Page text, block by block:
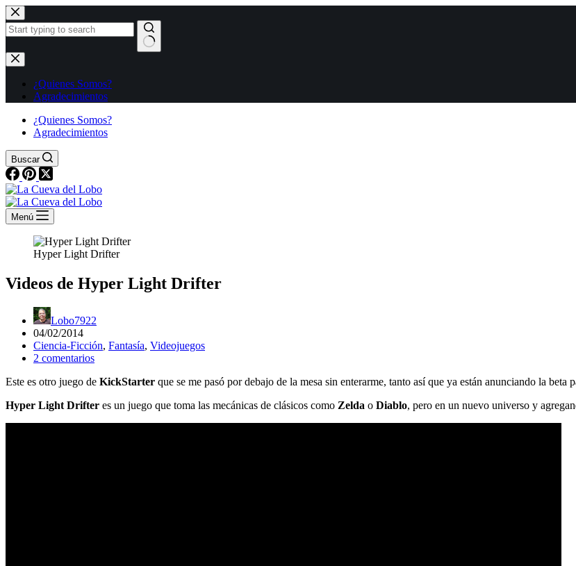
Saltar
al
contenido
Sin
resultados
¿Quienes Somos?
Agradecimientos
¿Quienes Somos?
Agradecimientos
Buscar
Menú
Hyper Light Drifter
Videos de Hyper Light Drifter
Lobo7922
04/02/2014
Ciencia-Ficción, Fantasía, Videojuegos
2 comentarios
Este es otro juego de KickStarter que se me pasó por debajo de la mesa sin enterarme, tanto así que ya están anunciando la beta
Hyper Light Drifter es un juego que toma las mecánicas de clásicos como Zelda o Diablo, pero en un nuevo universo y